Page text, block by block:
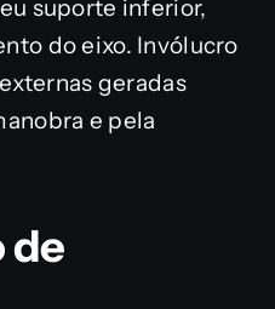
suporte inferior,
do eixo. Invólucro
geradas
e pela
de